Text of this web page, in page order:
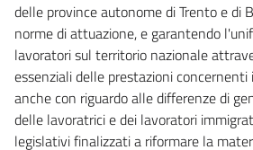
delle province autonome di Trento e di
norme di attuazione, e garantendo
lavoratori sul territorio nazionale
essenziali delle prestazioni
anche con riguardo alle differenze di
delle lavoratrici e dei lavoratori
legislativi finalizzati a riformare la